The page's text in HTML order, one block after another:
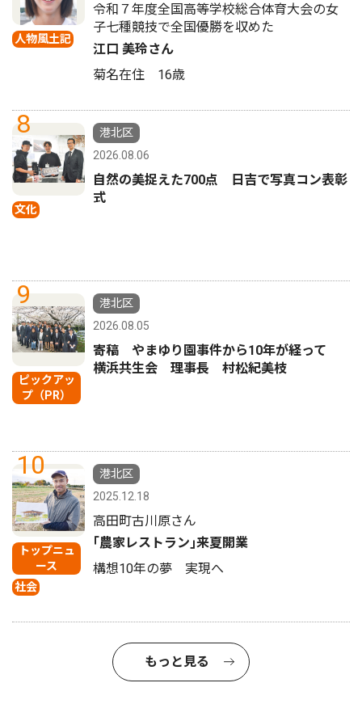
人物風土記
令和７年度全国高等学校総合体育大会の女
子七種競技で全国優勝を収めた
江口 美玲さん
菊名在住 16歳
8
文化
港北区
2026.08.06
自然の美捉えた700点 日吉で写真コン表彰
式
9
ピックアッ
プ（PR）
港北区
2026.08.05
寄稿 やまゆり園事件から10年が経って
横浜共生会 理事長 村松紀美枝
10
トップニュ
ース
社会
港北区
2025.12.18
高田町古川原さん
｢農家レストラン｣来夏開業
構想10年の夢 実現へ
もっと見る